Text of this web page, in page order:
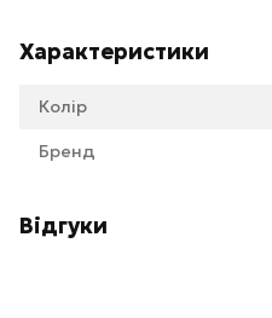
Характеристики
Колір
Бренд
Відгуки